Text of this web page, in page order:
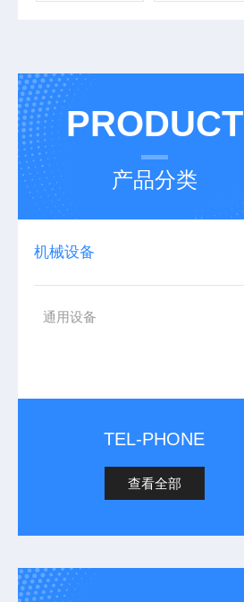
PRODUCT
产品分类
机械设备
通用设备
TEL-PHONE
查看全部